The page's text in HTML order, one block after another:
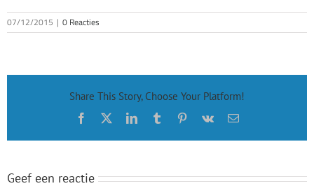
07/12/2015 | 0 Reacties
Share This Story, Choose Your Platform!
Facebook
X LinkedInTumblrPinterest
Vk
E-
Geef een reactie